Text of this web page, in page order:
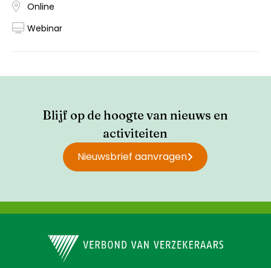
Online
Webinar
Blijf op de hoogte van nieuws en
activiteiten
Nieuwsbrief aanvragen